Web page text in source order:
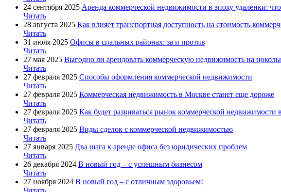
24 сентября 2025 Аренда коммерческой недвижимости в эпоху удаленки:
Читать
28 августа 2025 Как влияет транспортная доступность на стоимость
Читать
31 июля 2025 Офисы в спальных районах: за и против
Читать
27 мая 2025 Выгодно ли арендовать коммерческую недвижимость на
Читать
27 февраля 2025 Способы оформления коммерческой недвижимости
Читать
27 февраля 2025 Коммерческая недвижимость в Москве станет еще дороже
Читать
27 февраля 2025 Как будет развиваться рынок коммерческой недвижимости
Читать
27 февраля 2025 Виды сделок с коммерческой недвижимостью
Читать
27 января 2025 Два шага к аренде офиса без юридических проблем
Читать
26 декабря 2024 В новый год – с успешным бизнесом
Читать
27 ноября 2024 В новый год – с отличным здоровьем!
Читать